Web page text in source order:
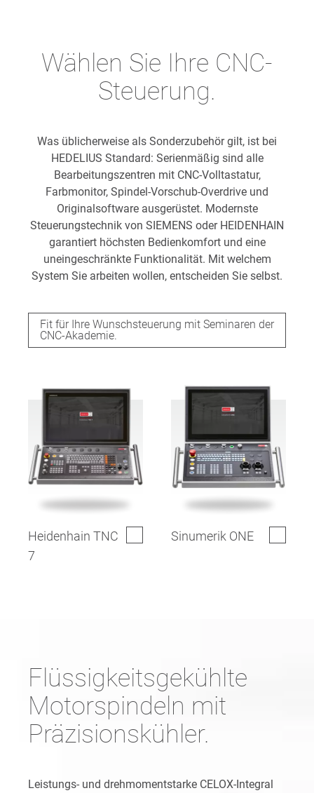
Wählen Sie Ihre CNC-
Steuerung.
Was üblicherweise als Sonderzubehör gilt, ist bei
HEDELIUS Standard: Serienmäßig sind alle
Bearbeitungszentren mit CNC-Volltastatur,
Farbmonitor, Spindel-Vorschub-Overdrive und
Originalsoftware ausgerüstet. Modernste
Steuerungstechnik von SIEMENS oder HEIDENHAIN
garantiert höchsten Bedienkomfort und eine
uneingeschränkte Funktionalität. Mit welchem
System Sie arbeiten wollen, entscheiden Sie selbst.
Fit für Ihre Wunschsteuerung mit Seminaren der
CNC-Akademie.
Heidenhain TNC
7
Sinumerik ONE
Flüssigkeitsgekühlte
Motorspindeln mit
Präzisionskühler.
Leistungs- und drehmomentstarke CELOX-Integral